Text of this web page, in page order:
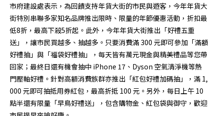
市府建設處表示，為回饋支持年貨大街的市民與遊客，今年年貨大
街特別串聯多家知名品牌推出限時、限量的年節優惠活動，折扣最
低8折，最高下殺5折起。此外，今年年貨大街推出「好禮五重
送」，讓市民買越多、抽越多。只要消費滿 300 元即可參加「滿額
好禮抽」與「福袋好禮抽」，每天皆有萬元現金與精美禮品等您帶
回家；最終日還有機會抽中 iPhone 17、Dyson 空氣清淨機等熱
門壓軸好禮。針對高額消費族群亦推出「紅包好禮加碼抽」，滿 1,
000 元即可抽抵用券紅包，最高折抵 100 元。另外，每日上午 10
點半還有限量「早鳥好禮送」，包含購物金、紅包袋與御守，歡迎